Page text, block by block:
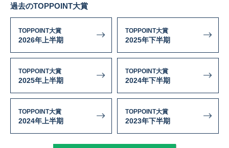
過去のTOPPOINT大賞
TOPPOINT大賞
2026年上半期
TOPPOINT大賞
2025年下半期
TOPPOINT大賞
2025年上半期
TOPPOINT大賞
2024年下半期
TOPPOINT大賞
2024年上半期
TOPPOINT大賞
2023年下半期